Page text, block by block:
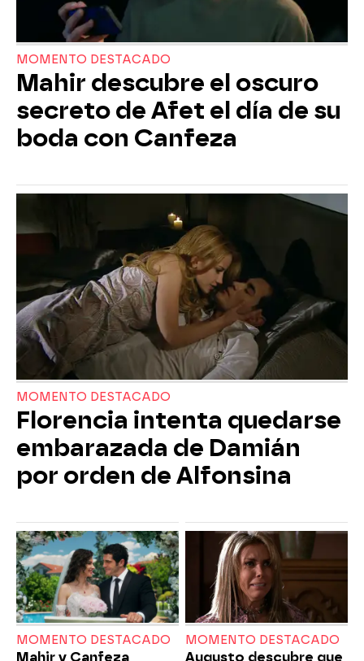
MOMENTO DESTACADO
Mahir descubre el oscuro
secreto de Afet el día de su
boda con Canfeza
MOMENTO DESTACADO
Florencia intenta quedarse
embarazada de Damián
por orden de Alfonsina
MOMENTO DESTACADO
Mahir y Canfeza
MOMENTO DESTACADO
Augusto descubre que